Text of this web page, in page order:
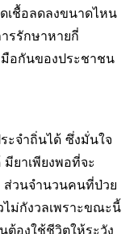
ชื้อลดลงขนาดไหน
รรักษาหายกี่
มือกันของประชาชน
ะจำถิ่นได้ ซึ่งมั่นใจ
ยาเพียงพอที่จะ
วนจำนวนคนที่ป่วย
ไม่กังวลเพราะขณะนี้
องใช้ชีวิตให้ระวัง